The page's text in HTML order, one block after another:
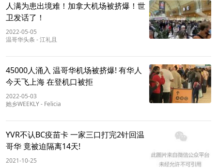
人满为患出境难！加拿大机场被挤爆！世
卫发话了！
2022-05-05
温哥华头条 -江礼且
45000人涌入 温哥华机场被挤爆! 有华人
今天飞上海 在登机口被拒
2022-05-03
她乡WEEKLY- Felicia
YVR不认BC疫苗卡 一家三口打完2针回温
哥华 竟被迫隔离14天!
2021-10-25